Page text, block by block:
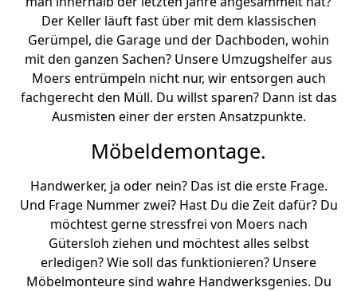
Der Keller läuft fast über mit dem klassischen
Gerümpel, die Garage und der Dachboden, wohin
mit den ganzen Sachen? Unsere Umzugshelfer aus
Moers entrümpeln nicht nur, wir entsorgen auch
fachgerecht den Müll. Du willst sparen? Dann ist das
Ausmisten einer der ersten Ansatzpunkte.
Möbeldemontage.
Handwerker, ja oder nein? Das ist die erste Frage.
Und Frage Nummer zwei? Hast Du die Zeit dafür? Du
möchtest gerne stressfrei von Moers nach
Gütersloh ziehen und möchtest alles selbst
erledigen? Wie soll das funktionieren? Unsere
Möbelmonteure sind wahre Handwerksgenies. Du